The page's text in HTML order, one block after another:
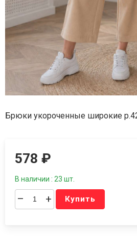
Брюки укороченные широкие
578₽
В наличии : 23 шт.
– + Купить